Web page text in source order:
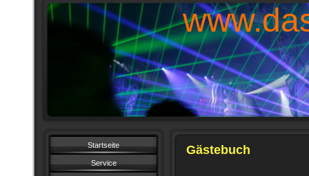
Startseite
Service
Gästebuch